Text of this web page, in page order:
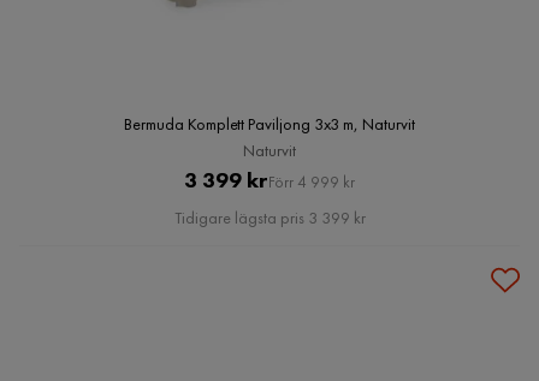
Bermuda Komplett Paviljong 3x3 m, Naturvit
Naturvit
Pris
3 399 krOriginal
Pris
Förr 4 999 kr
Tidigare lägsta pris 3 399 kr